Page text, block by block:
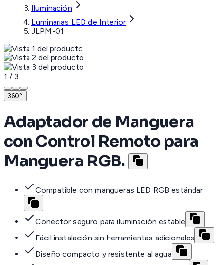
Iluminación
Luminarias LED de Interior
JLPM-01
1 / 3
360°
Adaptador de Manguera
con Control Remoto para
Manguera RGB.
Compatible con mangueras LED RGB estándar
Conector seguro para iluminación estable
Fácil instalación sin herramientas adicionales
Diseño compacto y resistente al agua